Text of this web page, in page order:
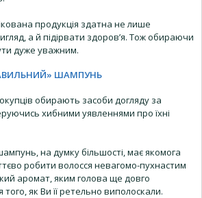
продукція здатна не лише
а й підірвати здоров’я. Тож обираючи
дуже уважним.
ШАМПУНЬ
обирають засоби догляду за
хибними уявленнями про їхні
на думку більшості, має якомога
робити волосся невагомо-пухнастим
аромат, яким голова ще довго
того, як Ви її ретельно виполоскали.